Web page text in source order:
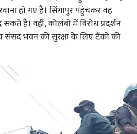
हो गए हैं। सिंगापुर पहुंचकर वह
सकते हैं। वहीं, कोलंबो में विरोध प्रदर्शन
संसद भवन की सुरक्षा के लिए टैंकों की